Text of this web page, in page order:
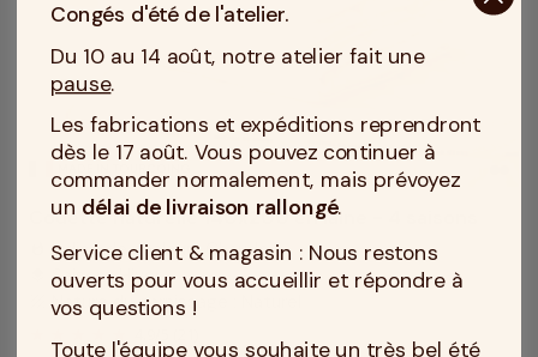
MADE IN TOURCOING
Couette naturelle 140x200 en laine - 4 saisons
Indice de chaleur : Chaude
Saison : Hiver
Nature du garnissage : Naturel
Congés d'été de l'atelier.
Du 10 au 14 août, notre atelier fait une
pause.
Les fabrications et expéditions reprendront
dès le 17 août. Vous pouvez continuer à
commander normalement, mais prévoyez
un délai de livraison rallongé.
Service client & magasin : Nous restons
ouverts pour vous accueillir et répondre à
vos questions !
Toute l'équipe vous souhaite un très bel été